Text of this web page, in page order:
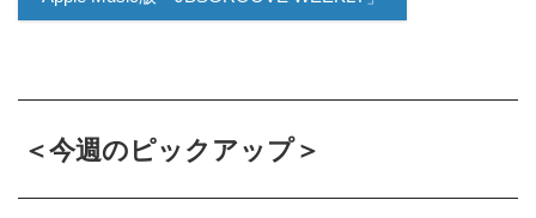
＜今週のピックアップ＞